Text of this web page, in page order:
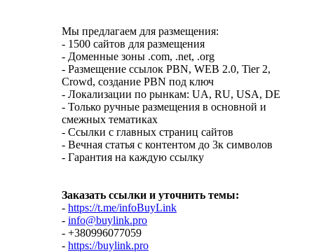
Мы предлагаем для размещения:
- 1500 сайтов для размещения
- Доменные зоны .com, .net, .org
- Размещение ссылок PBN, WEB 2.0, Tier 2,
Crowd, создание PBN под ключ
- Локализации по рынкам: UA, RU, USA, DE
- Только ручные размещения в основной и
смежных тематиках
- Ссылки с главных страниц сайтов
- Вечная статья с контентом до 3к символов
- Гарантия на каждую ссылку
Заказать ссылки и уточнить темы:
- https://t.me/infoBuyLink
- info@buylink.pro
- +380996077059
- https://buylink.pro